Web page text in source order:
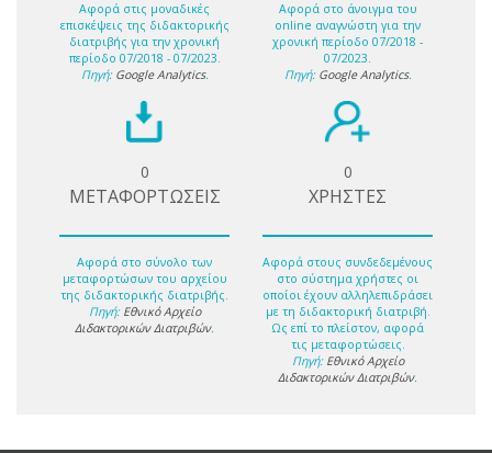
Αφορά στις μοναδικές
επισκέψεις της διδακτορικής
διατριβής για την χρονική
περίοδο 07/2018 - 07/2023.
Πηγή: Google Analytics.
Αφορά στο άνοιγμα του
online αναγνώστη για την
χρονική περίοδο 07/2018 -
07/2023.
Πηγή: Google Analytics.
0
ΜΕΤΑΦΟΡΤΩΣΕΙΣ
Αφορά στο σύνολο των
μεταφορτώσων του αρχείου
της διδακτορικής διατριβής.
Πηγή: Εθνικό Αρχείο
Διδακτορικών Διατριβών.
0
ΧΡΗΣΤΕΣ
Αφορά στους συνδεδεμένους
στο σύστημα χρήστες οι
οποίοι έχουν αλληλεπιδράσει
με τη διδακτορική διατριβή.
Ως επί το πλείστον, αφορά
τις μεταφορτώσεις.
Πηγή: Εθνικό Αρχείο
Διδακτορικών Διατριβών.